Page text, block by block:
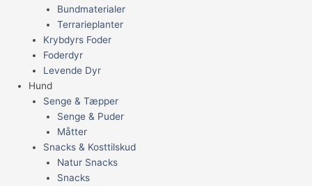
Bundmaterialer
Terrarieplanter
Krybdyrs Foder
Foderdyr
Levende Dyr
Hund
Senge & Tæpper
Senge & Puder
Måtter
Snacks & Kosttilskud
Natur Snacks
Snacks